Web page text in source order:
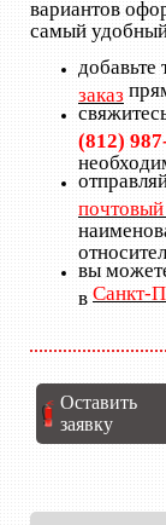
вариантов
самый
добавьте
заказ
(812)
вы
в Санкт-
Оставить
заявку